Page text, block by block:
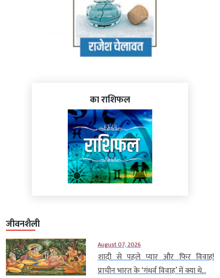
का राशिफल
जीवनशैली
August 07, 2026
शादी से पहले प्यार और फिर विवाह!
प्राचीन भारत के ‘गंधर्व विवाह’ में क्या थे...